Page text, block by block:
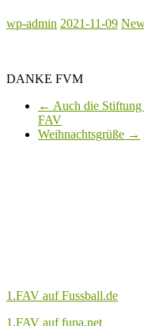
wp-admin 2021-11-09
DANKE FVM
← Auch die Stiftung
FAV
Weihnachtsgrüße →
1.FAV auf Fussball.de
1.FAV auf fupa.net